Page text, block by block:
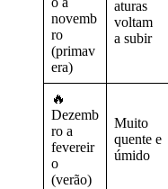
novemb
ro
(primav
era)
aturas
voltam
a subir
🔥
Dezemb
ro a
fevereir
o
(verão)
Muito
quente e
úmido